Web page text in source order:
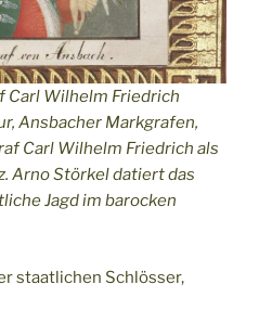
Carl Wilhelm Friedrich
Ansbacher Markgrafen,
Carl Wilhelm Friedrich als
Arno Störkel datiert das
Jagd im barocken
staatlichen Schlösser,